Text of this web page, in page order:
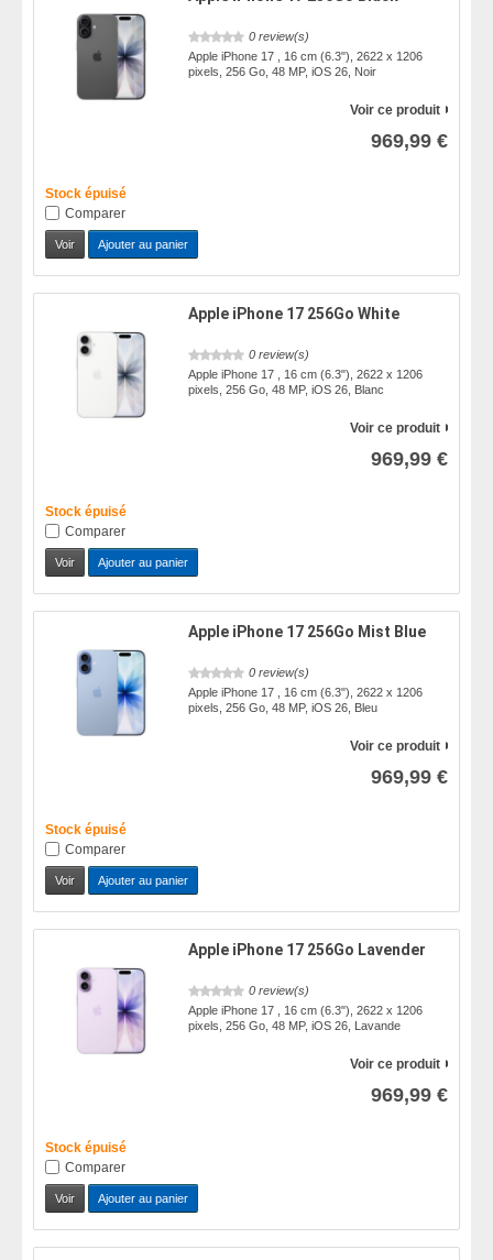
0 review(s)
Apple iPhone 17 , 16 cm (6.3"), 2622 x 1206
pixels, 256 Go, 48 MP, iOS 26, Noir
Voir ce produit
969,99 €
Stock épuisé
Comparer
Voir Ajouter au panier
Apple iPhone 17 256Go White
0 review(s)
Apple iPhone 17 , 16 cm (6.3"), 2622 x 1206
pixels, 256 Go, 48 MP, iOS 26, Blanc
Voir ce produit
969,99 €
Stock épuisé
Comparer
Voir Ajouter au panier
Apple iPhone 17 256Go Mist Blue
0 review(s)
Apple iPhone 17 , 16 cm (6.3"), 2622 x 1206
pixels, 256 Go, 48 MP, iOS 26, Bleu
Voir ce produit
969,99 €
Stock épuisé
Comparer
Voir Ajouter au panier
Apple iPhone 17 256Go Lavender
0 review(s)
Apple iPhone 17 , 16 cm (6.3"), 2622 x 1206
pixels, 256 Go, 48 MP, iOS 26, Lavande
Voir ce produit
969,99 €
Stock épuisé
Comparer
Voir Ajouter au panier